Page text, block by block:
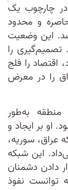
چارچوب یک
و محدود
این وضعیت
تصمیم‌گیری را
اقتصاد را فلج
را در معرض
به‌طور
او بر ایجاد و
عراق، سوریه،
این شبکه
دادن دشمنان
توانست نفوذ